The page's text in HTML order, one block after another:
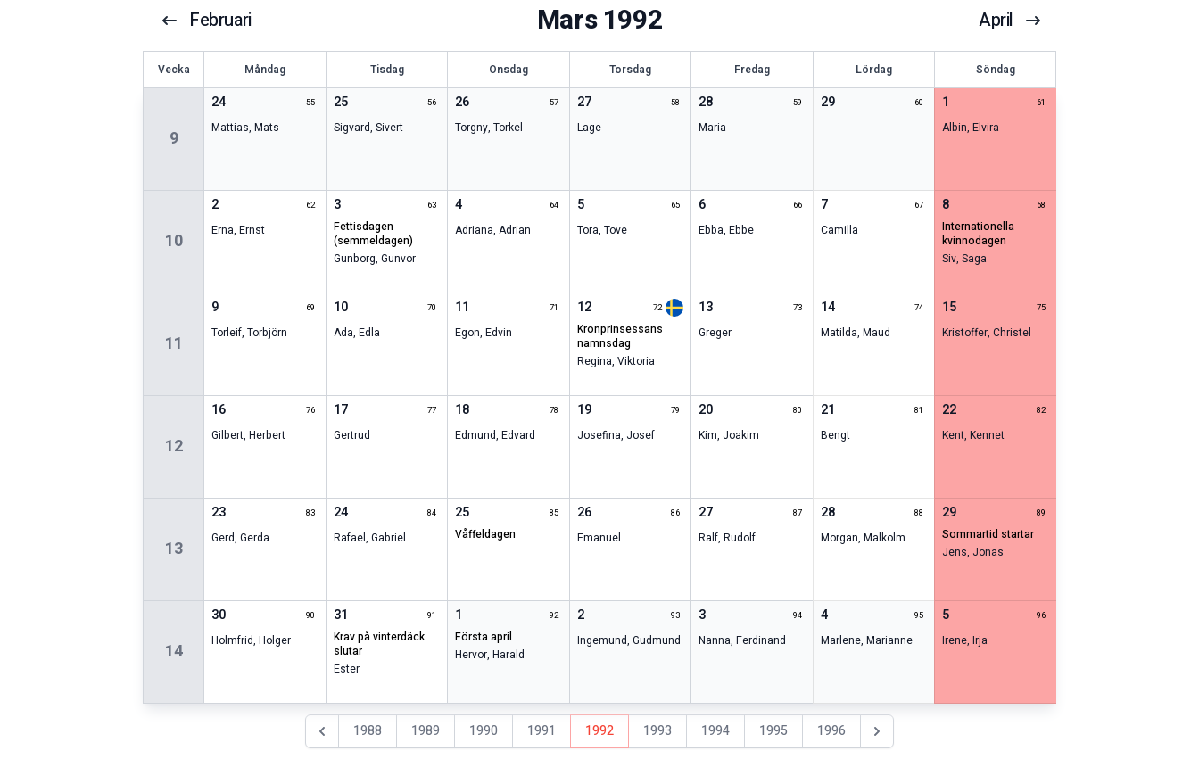
Februari Mars1992 April
Vecka Måndag Tisdag Onsdag Torsdag Fredag Lördag Söndag
9
24 55
Mattias,Mats
25 56
Sigvard, Sivert
26 57
Torgny,Torkel
27 58
Lage
28 59
Maria
29 60 1 61
Albin,Elvira
10
2 62
Erna,Ernst
3 63
fettisdagen
(semmeldagen)
Gunborg, Gunvor
4 64
Adriana,Adrian
5 65
Tora, Tove
6 66
Ebba,Ebbe
7 67
Camilla
8 68
internationella
kvinnodagen
Siv,Saga
11
9 69
Torleif,Torbjörn
10 70
Ada, Edla
11 71
Egon,Edvin
12 72
kronprinsessans
namnsdag
Regina, Viktoria
13 73
Greger
14 74
Matilda, Maud
15 75
Kristoffer,Christel
12
16 76
Gilbert,Herbert
17 77
Gertrud
18 78
Edmund,Edvard
19 79
Josefina, Josef
20 80
Kim, Joakim
21 81
Bengt
22 82
Kent,Kennet
13
23 83
Gerd,Gerda
24 84
Rafael, Gabriel
25 85
våffeldagen
26 86
Emanuel
27 87
Ralf,Rudolf
28 88
Morgan, Malkolm
29 89
sommartid startar
Jens, Jonas
14
30 90
Holmfrid,Holger
31 91
krav på vinterdäck
slutar
Ester
1 92
första april
Hervor,Harald
2 93
Ingemund, Gudmund
3 94
Nanna,Ferdinand
4 95
Marlene, Marianne
5 96
Irene,Irja
Föregående år
1988 1989 1990 1991 1992 1993 1994 1995 1996 Nästa år